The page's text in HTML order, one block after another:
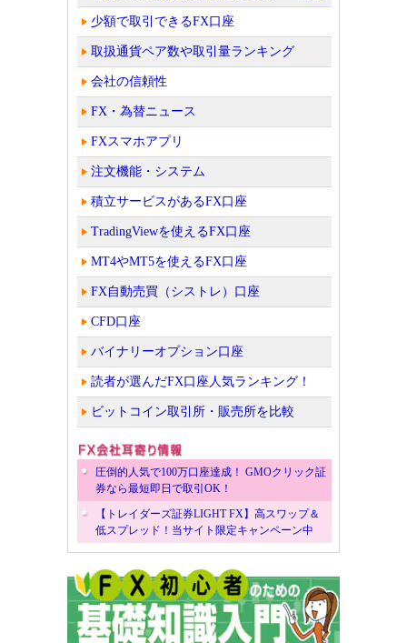
少額で取引できるFX口座
取扱通貨ペア数や取引量ランキング
会社の信頼性
FX・為替ニュース
FXスマホアプリ
注文機能・システム
積立サービスがあるFX口座
TradingViewを使えるFX口座
MT4やMT5を使えるFX口座
FX自動売買（シストレ）口座
CFD口座
バイナリーオプション口座
読者が選んだFX口座人気ランキング！
ビットコイン取引所・販売所を比較
圧倒的人気で100万口座達成！ GMOクリック証
券なら最短即日で取引OK！
【トレイダーズ証券LIGHT FX】高スワップ＆
低スプレッド！当サイト限定キャンペーン中